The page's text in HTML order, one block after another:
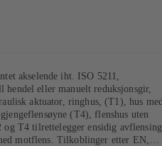
akselende iht. ISO 5211,
hendel eller manuelt reduksjonsgir,
aktuator, ringhus, (T1), hus
(T4), flenshus uten
T4 tilrettelegger ensidig avflensing
motflens. Tilkoblinger etter EN,